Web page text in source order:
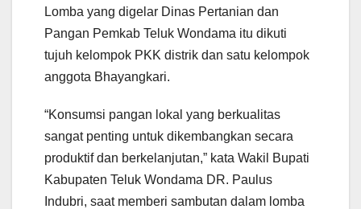
Lomba yang digelar Dinas Pertanian dan
Pangan Pemkab Teluk Wondama itu dikuti
tujuh kelompok PKK distrik dan satu kelompok
anggota Bhayangkari.
“Konsumsi pangan lokal yang berkualitas
sangat penting untuk dikembangkan secara
produktif dan berkelanjutan,” kata Wakil Bupati
Kabupaten Teluk Wondama DR. Paulus
Indubri, saat memberi sambutan dalam lomba